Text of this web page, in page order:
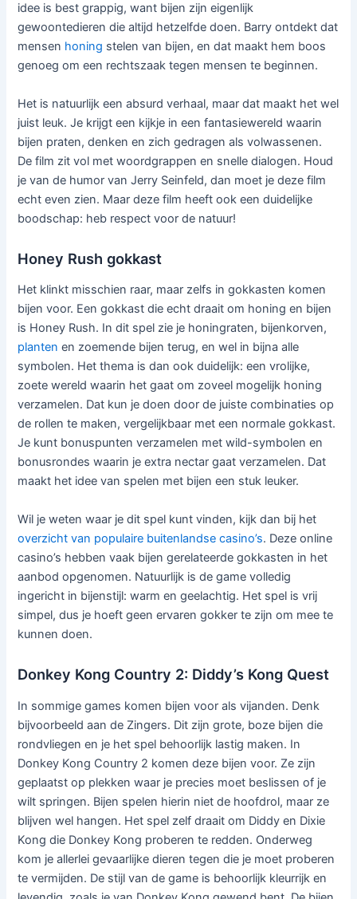
idee is best grappig, want bijen zijn eigenlijk
gewoontedieren die altijd hetzelfde doen. Barry ontdekt dat
mensen honing stelen van bijen, en dat maakt hem boos
genoeg om een rechtszaak tegen mensen te beginnen.
Het is natuurlijk een absurd verhaal, maar dat maakt het wel
juist leuk. Je krijgt een kijkje in een fantasiewereld waarin
bijen praten, denken en zich gedragen als volwassenen.
De film zit vol met woordgrappen en snelle dialogen. Houd
je van de humor van Jerry Seinfeld, dan moet je deze film
echt even zien. Maar deze film heeft ook een duidelijke
boodschap: heb respect voor de natuur!
Honey Rush gokkast
Het klinkt misschien raar, maar zelfs in gokkasten komen
bijen voor. Een gokkast die echt draait om honing en bijen
is Honey Rush. In dit spel zie je honingraten, bijenkorven,
planten en zoemende bijen terug, en wel in bijna alle
symbolen. Het thema is dan ook duidelijk: een vrolijke,
zoete wereld waarin het gaat om zoveel mogelijk honing
verzamelen. Dat kun je doen door de juiste combinaties op
de rollen te maken, vergelijkbaar met een normale gokkast.
Je kunt bonuspunten verzamelen met wild-symbolen en
bonusrondes waarin je extra nectar gaat verzamelen. Dat
maakt het idee van spelen met bijen een stuk leuker.
Wil je weten waar je dit spel kunt vinden, kijk dan bij het
overzicht van populaire buitenlandse casino’s. Deze online
casino’s hebben vaak bijen gerelateerde gokkasten in het
aanbod opgenomen. Natuurlijk is de game volledig
ingericht in bijenstijl: warm en geelachtig. Het spel is vrij
simpel, dus je hoeft geen ervaren gokker te zijn om mee te
kunnen doen.
Donkey Kong Country 2: Diddy’s Kong Quest
In sommige games komen bijen voor als vijanden. Denk
bijvoorbeeld aan de Zingers. Dit zijn grote, boze bijen die
rondvliegen en je het spel behoorlijk lastig maken. In
Donkey Kong Country 2 komen deze bijen voor. Ze zijn
geplaatst op plekken waar je precies moet beslissen of je
wilt springen. Bijen spelen hierin niet de hoofdrol, maar ze
blijven wel hangen. Het spel zelf draait om Diddy en Dixie
Kong die Donkey Kong proberen te redden. Onderweg
kom je allerlei gevaarlijke dieren tegen die je moet proberen
te vermijden. De stijl van de game is behoorlijk kleurrijk en